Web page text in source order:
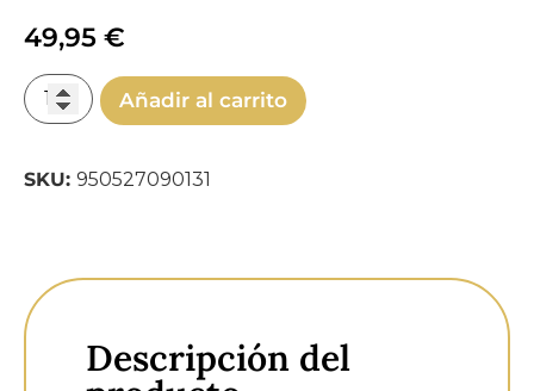
49,95 €
Añadir al carrito
SKU: 950527090131
Descripción del